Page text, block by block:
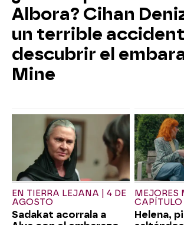
Albora? Cihan
un terrible
descubrir el
Mine
EN TIERRA LEJANA | 4 DE
AGOSTO
Sadakat acorrala a
MEJORES
CAPÍTULO
Helena,